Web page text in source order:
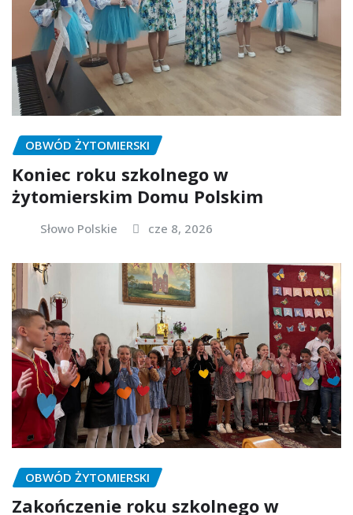
OBWÓD ŻYTOMIERSKI
Koniec roku szkolnego w
żytomierskim Domu Polskim
Słowo Polskie cze 8, 2026
OBWÓD ŻYTOMIERSKI
Zakończenie roku szkolnego w